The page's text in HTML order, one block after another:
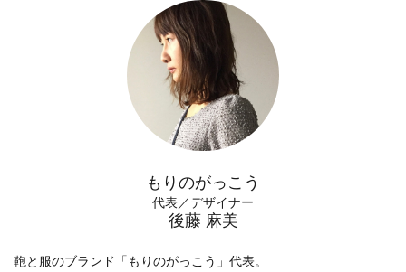
もりのがっこう
代表／デザイナー
後藤 麻美
鞄と服のブランド「もりのがっこう」代表。